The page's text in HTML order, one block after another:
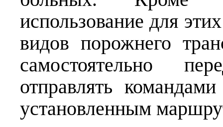
использование для
видов порожнего
самостоятельно
отправлять
установленным